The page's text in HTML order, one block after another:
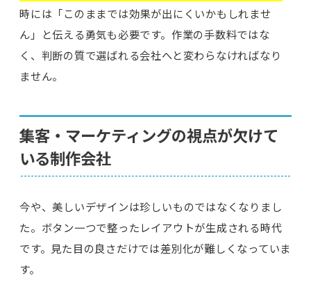
時には「このままでは効果が出にくいかもしれませ
ん」と伝える勇気も必要です。作業の手数料ではな
く、判断の質で選ばれる会社へと変わらなければなり
ません。
集客・マーケティングの視点が欠けて
いる制作会社
今や、美しいデザインは珍しいものではなくなりまし
た。ボタン一つで整ったレイアウトが生成される時代
です。見た目の良さだけでは差別化が難しくなっていま
す。